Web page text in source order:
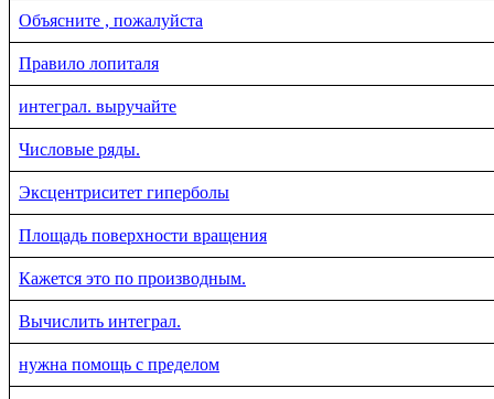
Объясните , пожалуйста
Правило лопиталя
интеграл. выручайте
Числовые ряды.
Эксцентриситет гиперболы
Площадь поверхности вращения
Кажется это по производным.
Вычислить интеграл.
нужна помощь с пределом